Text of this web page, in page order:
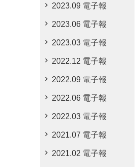
2023.09 電子報
2023.06 電子報
2023.03 電子報
2022.12 電子報
2022.09 電子報
2022.06 電子報
2022.03 電子報
2021.07 電子報
2021.02 電子報